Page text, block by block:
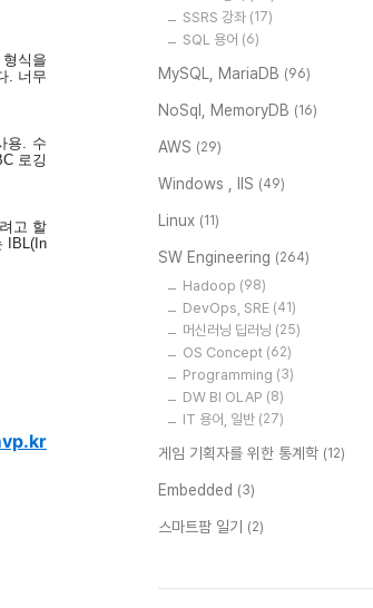
식을
. 너무
용. 수
로깅
고 할
IBL(In
SSRS 강좌 (17)
SQL 용어 (6)
MySQL, MariaDB (96)
NoSql, MemoryDB (16)
AWS (29)
Windows , IIS (49)
Linux (11)
SW Engineering (264)
Hadoop (98)
DevOps, SRE (41)
머신러닝 딥러닝 (25)
OS Concept (62)
Programming (3)
DW BI OLAP (8)
IT 용어, 일반 (27)
게임 기획자를 위한 통계학 (12)
Embedded (3)
스마트팜 일기 (2)